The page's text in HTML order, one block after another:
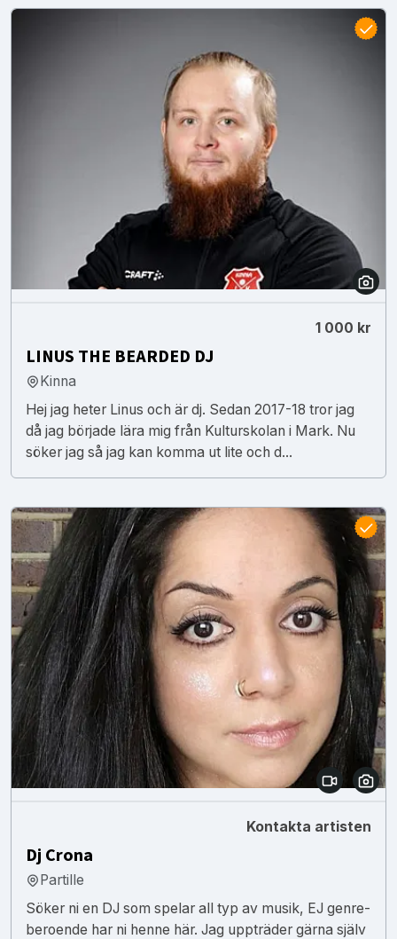
1 000 kr
LINUS THE BEARDED DJ
Kinna
Hej jag heter Linus och är dj. Sedan 2017-18 tror jag
då jag började lära mig från Kulturskolan i Mark. Nu
söker jag så jag kan komma ut lite och d...
Kontakta artisten
Dj Crona
Partille
Söker ni en DJ som spelar all typ av musik, EJ genre-
beroende har ni henne här. Jag uppträder gärna själv